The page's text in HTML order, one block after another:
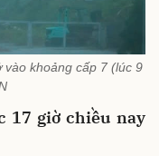
khoảng cấp 7 (lúc 9
17 giờ chiều nay